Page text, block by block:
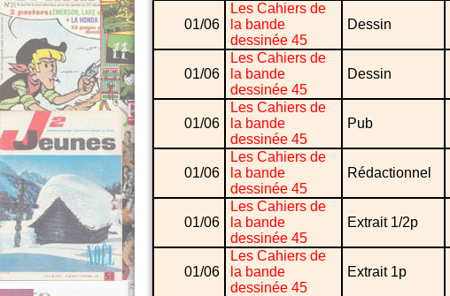
01/06
Les Cahiers de
la bande
dessinée 45
Dessin
01/06
Les Cahiers de
la bande
dessinée 45
Dessin
01/06
Les Cahiers de
la bande
dessinée 45
Pub
01/06
Les Cahiers de
la bande
dessinée 45
Rédactionnel
01/06
Les Cahiers de
la bande
dessinée 45
Extrait 1/2p
01/06
Les Cahiers de
la bande
dessinée 45
Extrait 1p